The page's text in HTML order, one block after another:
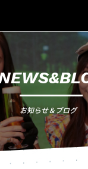
お知らせ＆ブログ